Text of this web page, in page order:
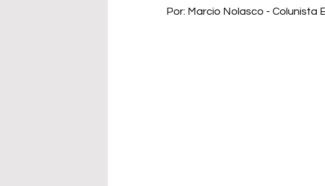
Por: Marcio Nolasco - Colunista